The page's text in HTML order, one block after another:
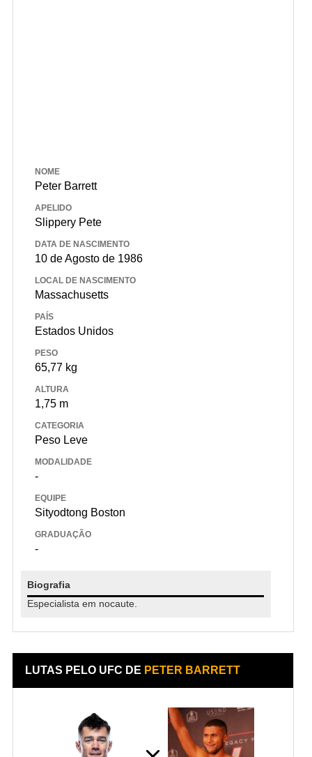
NOME
Peter Barrett
APELIDO
Slippery Pete
DATA DE NASCIMENTO
10 de Agosto de 1986
LOCAL DE NASCIMENTO
Massachusetts
PAÍS
Estados Unidos
PESO
65,77 kg
ALTURA
1,75 m
CATEGORIA
Peso Leve
MODALIDADE
-
EQUIPE
Sityodtong Boston
GRADUAÇÃO
-
Biografia
Especialista em nocaute.
LUTAS PELO UFC DE PETER BARRETT